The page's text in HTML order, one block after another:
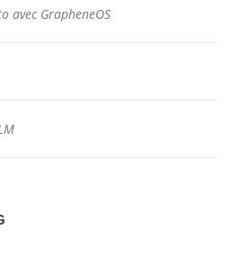
avec GrapheneOS